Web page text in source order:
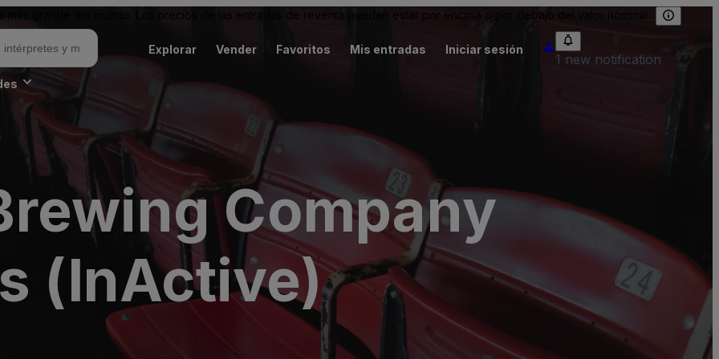
grande del mundo. Los precios de las entradas de reventa pueden estar por encima o por debajo del valor nominal.
Explorar Vender Favoritos Mis entradas Iniciar sesión
1 new notification
Company
(InActive)